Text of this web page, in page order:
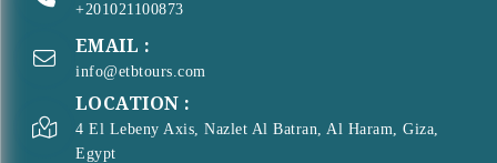
+201021100873
EMAIL :
info@etbtours.com
LOCATION :
4 El Lebeny Axis, Nazlet Al Batran, Al Haram, Giza,
Egypt